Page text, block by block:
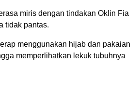
miris dengan tindakan Oklin Fia
tidak pantas.
menggunakan hijab dan pakaian
memperlihatkan lekuk tubuhnya